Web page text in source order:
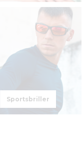
Sportsbriller